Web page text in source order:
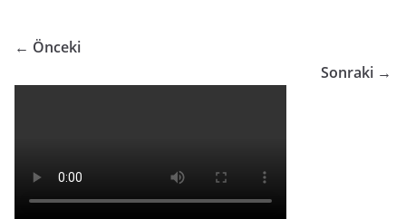
← Önceki
Sonraki →